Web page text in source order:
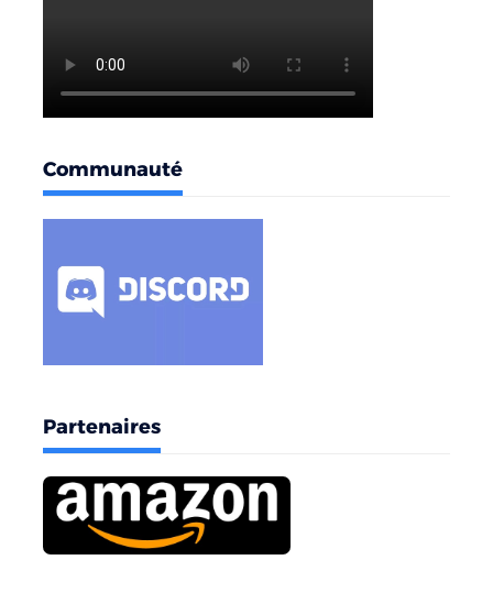
Communauté
Partenaires